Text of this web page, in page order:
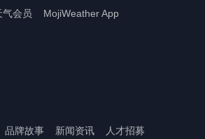
气会员
MojiWeather App
品牌故事 新闻资讯 人才招募